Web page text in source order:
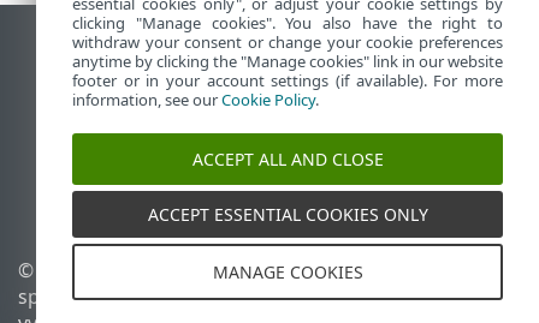
Zobraziť stránku ako na počítači
End of Life
Databáza znalostí ESET
ESET Fórum
ESET Status Portal
Technická podpora
© 1992 - 2025 ESET,
spol. s r. o. Všetky práva
Spravovať súbory cookie
Zásady používania súborov
clicking "Manage cookies". You also have the right to
withdraw your consent or change your cookie preferences
anytime by clicking the "Manage cookies" link in our website
footer or in your account settings (if available). For more
information, see ourCookie Policy.
ACCEPT ALL AND CLOSE
ACCEPT ESSENTIAL COOKIES ONLY
MANAGE COOKIES